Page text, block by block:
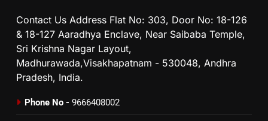
Contact Us Address Flat No: 303, Door No: 18-126
& 18-127 Aaradhya Enclave, Near Saibaba Temple,
Sri Krishna Nagar Layout,
Madhurawada,Visakhapatnam - 530048, Andhra
Pradesh, India.
Phone No - 9666408002